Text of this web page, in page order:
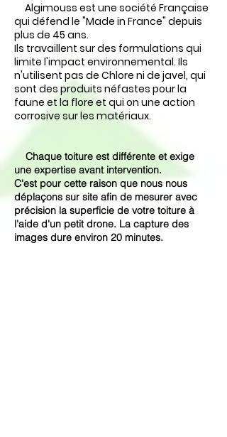
Algimouss est une société Française
qui défend le "Made in France" depuis
plus de 45 ans.
Ils travaillent sur des formulations qui
limite l'impact environnemental. Ils
n'utilisent pas de Chlore ni de javel, qui
sont des produits néfastes pour la
faune et la flore et qui on une action
corrosive sur les matériaux.
Chaque toiture estdifférente et exige
une expertise avant intervention.
C'est pour cette raison que nous nous
déplaçons sur site afin de mesurer avec
précision la superficie de votre toiture à
l'aide d'un petit drone. La capture des
images dure environ 20 minutes.